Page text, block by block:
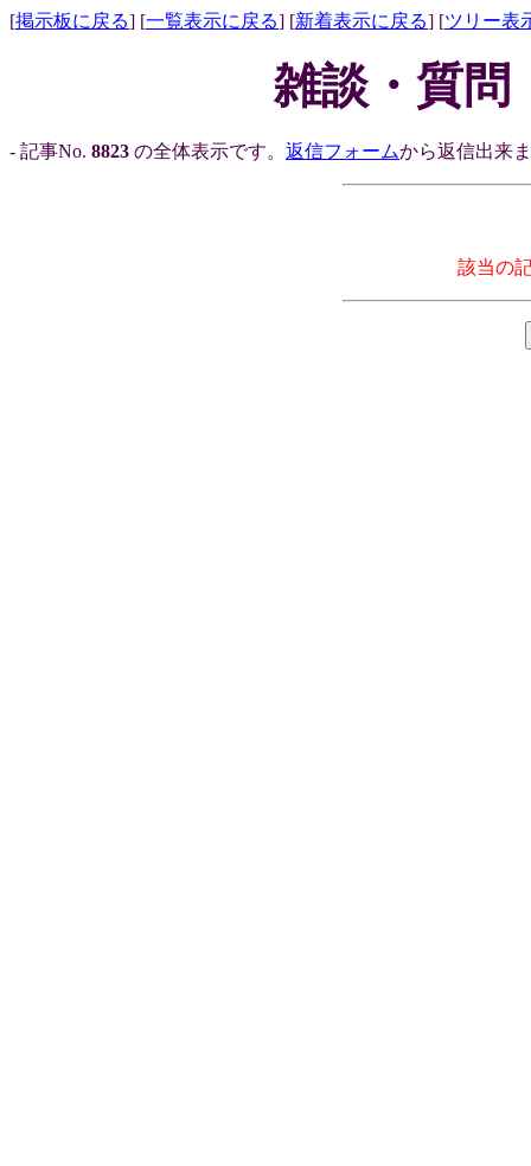
[掲示板に戻る] [一覧表示に戻る] [新着表示に戻る] [ツリー表
雑談・質問
- 記事No. 8823 の全体表示です。 返信フォームから返信出来
該当の